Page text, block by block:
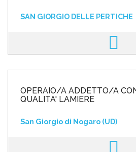
SAN GIORGIO DELLE PERTICHE
OPERAIO/A ADDETTO/A
QUALITA' LAMIERE
San Giorgio di Nogaro (UD)